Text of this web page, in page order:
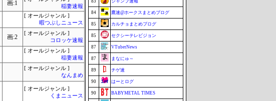
画:1
稲妻速報
[ オールジャンル ]
暇つぶしニュース
画:2
[ オールジャンル ]
コロッケ速報
[ オールジャンル ]
稲妻速報
[ オールジャンル ]
なんまめ
[ オールジャンル ]
くまニュース
83 ジャンプ速報
84 鷹速@ホークスまとめブログ
85 カルチョまとめブログ
85 セクシーテレビジョン
87 VTuberNews
87 まなにゅ～
89 チゲ速
90 はーとログ
90 BABYMETAL TIMES